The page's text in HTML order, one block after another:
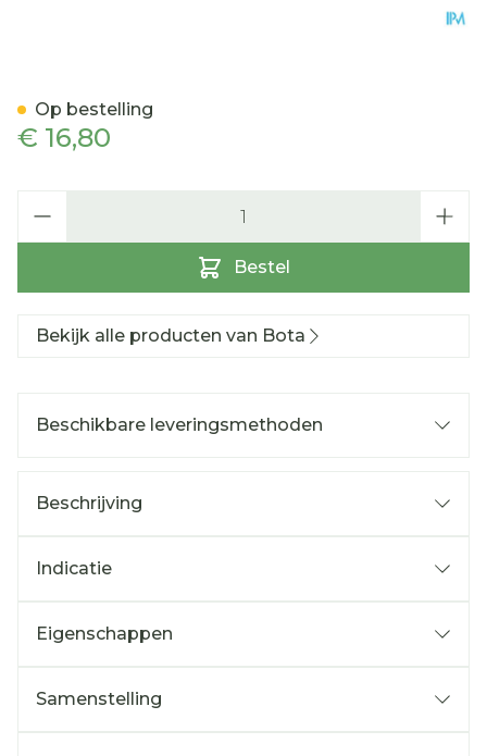
€ 16,80
Bestel
Op bestelling
Bekijk alle producten van Bota
Beschikbare leveringsmethoden
Beschrijving
Indicatie
Eigenschappen
Samenstelling